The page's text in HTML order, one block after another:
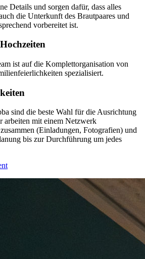
Details und sorgen dafür, dass alles
die Unterkunft des Brautpaares und
vorbereitet ist.
Hochzeiten
ist auf die Komplettorganisation von
spezialisiert.
sind die beste Wahl für die Ausrichtung
arbeiten mit einem Netzwerk
(Einladungen, Fotografien) und
bis zur Durchführung um jedes